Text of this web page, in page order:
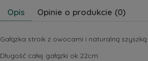
Opis Opinie o produkcie (0)
Gałązka stroik z owocami i naturalną szyszką.
Długość całej gałązki ok 22cm.